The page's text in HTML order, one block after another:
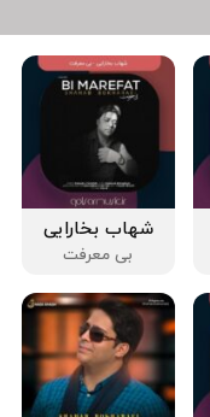
شهاب بخارایی
بی معرفت